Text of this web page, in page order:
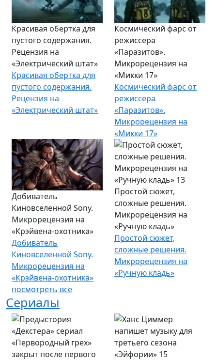
Красивая обертка для
пустого содержания.
Рецензия на
«Электрический штат»
Красивая обертка для
пустого содержания.
Рецензия на
«Электрический штат»
Космический фарс от
режиссера
«Паразитов».
Микрорецензия на
«Микки 17»
Космический фарс от
режиссера
«Паразитов».
Микрорецензия на
«Микки 17»
Добиватель
Киновселенной Sony.
Микрорецензия на
«Крэйвена-охотника»
Добиватель
Киновселенной Sony.
Микрорецензия на
«Крэйвена-охотника»
Простой сюжет,
сложные решения.
Микрорецензия на
«Ручную кладь»
Простой сюжет,
сложные решения.
Микрорецензия на
«Ручную кладь»
посмотреть все
Сериалы